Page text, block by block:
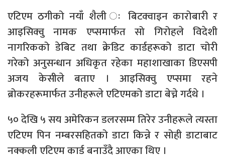
एटिएम ठगीको नयाँ शैली ः बिटक्वाइन कारोबारी र
आइसिक्वु नामक एप्समार्फत सो गिरोहले विदेशी
नागरिकको डेबिट तथा क्रेडिट कार्डहरूको डाटा चोरी
गरेको अनुसन्धान अधिकृत रहेका महाशाखाका डिएसपी
अजय केसीले बताए । आइसिक्वु एप्समा रहने
ब्रोकरहरूमार्फत उनीहरूले एटिएमको डाटा बेच्ने गर्दथे ।
५० देखि ५ सय अमेरिकन डलरसम्म तिरेर उनीहरूले त्यस्ता
एटिएम पिन नम्बरसहितको डाटा किन्ने र सोही डाटाबाट
नक्कली एटिएम कार्ड बनाउँदै आएका थिए ।